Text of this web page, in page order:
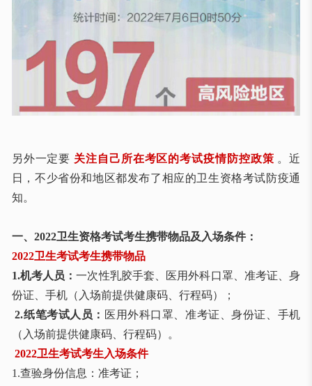
另外一定要 关注自己所在考区的考试疫情防控政策 。近
日，不少省份和地区都发布了相应的卫生资格考试防疫通
知。
一、2022卫生资格考试考生携带物品及入场条件：
2022卫生考试考生携带物品
1.机考人员：一次性乳胶手套、医用外科口罩、准考证、身
份证、手机（入场前提供健康码、行程码）；
2.纸笔考试人员： 医用外科口罩、准考证、身份证、手机
（入场前提供健康码、行程码）。
2022卫生考试考生入场条件
1.查验身份信息：准考证；